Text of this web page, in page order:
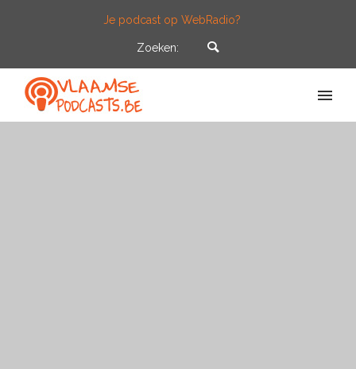
Je podcast op WebRadio?
Zoeken: